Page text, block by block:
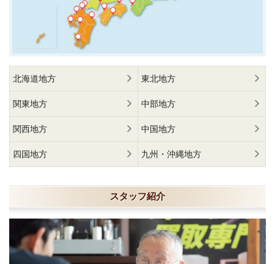
北海道地方 東北地方
関東地方 中部地方
関西地方 中国地方
四国地方 九州・沖縄地方
スタッフ紹介